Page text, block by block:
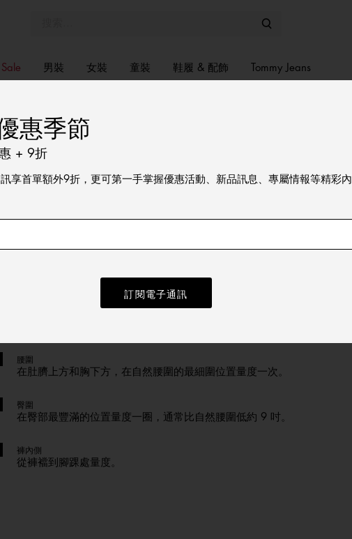
Sale 男裝 女裝 童裝 鞋履 & 配飾 Tommy Jeans
對照表
腰圍
在肚臍上方和胸下方，在自然腰圍的最細圍位置量度一次。
臀圍
在臀部最豐滿的位置量度一圈，通常比自然腰圍低約 9 吋。
褲內側
從褲襠到腳踝處量度。
惠季節
+ 9折
享首單額外9折，更可第一手掌握優惠活動、新品訊息、專屬情報等精彩內
訂閱電子通訊